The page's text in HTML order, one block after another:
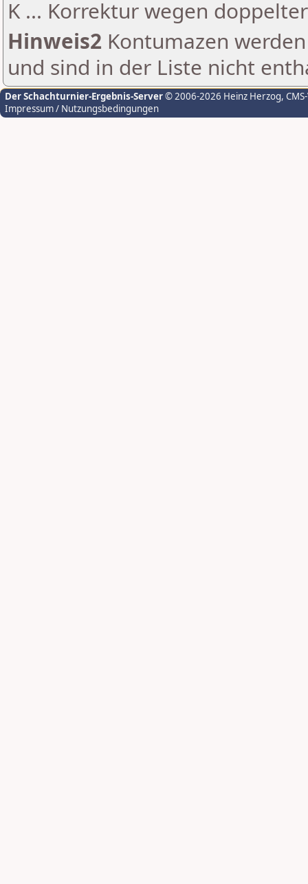
K ... Korrektur wegen
Hinweis2 Kontumazen
und sind in der Liste nicht
Der Schachturnier-Ergebnis-Server© 2006-2026 Heinz Herzog,
Impressum / Nutzungsbedingungen